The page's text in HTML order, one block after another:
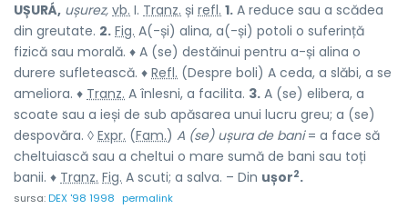
UȘURÁ, ușurez, vb. I. Tranz. și refl. 1. A reduce sau a scădea
din greutate. 2. Fig. A(-și) alina, a(-și) potoli o suferință
fizică sau morală. ♦ A (se) destăinui pentru a-și alina o
durere sufletească. ♦ Refl. (Despre boli) A ceda, a slăbi, a se
ameliora. ♦ Tranz. A înlesni, a facilita. 3. A (se) elibera, a
scoate sau a ieși de sub apăsarea unui lucru greu; a (se)
despovăra. ◊ Expr. (Fam.) A (se) ușura de bani= a face să
cheltuiască sau a cheltui o mare sumă de bani sau toți
banii. ♦ Tranz. Fig. A scuti; a salva. – Din ușor2.
sursa:DEX '98 1998 permalink